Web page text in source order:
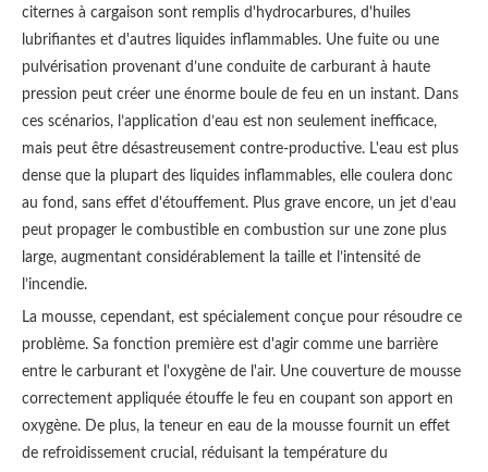
citernes à cargaison sont remplis d'hydrocarbures, d'huiles
lubrifiantes et d'autres liquides inflammables. Une fuite ou une
pulvérisation provenant d’une conduite de carburant à haute
pression peut créer une énorme boule de feu en un instant. Dans
ces scénarios, l’application d’eau est non seulement inefficace,
mais peut être désastreusement contre-productive. L'eau est plus
dense que la plupart des liquides inflammables, elle coulera donc
au fond, sans effet d'étouffement. Plus grave encore, un jet d’eau
peut propager le combustible en combustion sur une zone plus
large, augmentant considérablement la taille et l’intensité de
l’incendie.
La mousse, cependant, est spécialement conçue pour résoudre ce
problème. Sa fonction première est d'agir comme une barrière
entre le carburant et l'oxygène de l'air. Une couverture de mousse
correctement appliquée étouffe le feu en coupant son apport en
oxygène. De plus, la teneur en eau de la mousse fournit un effet
de refroidissement crucial, réduisant la température du